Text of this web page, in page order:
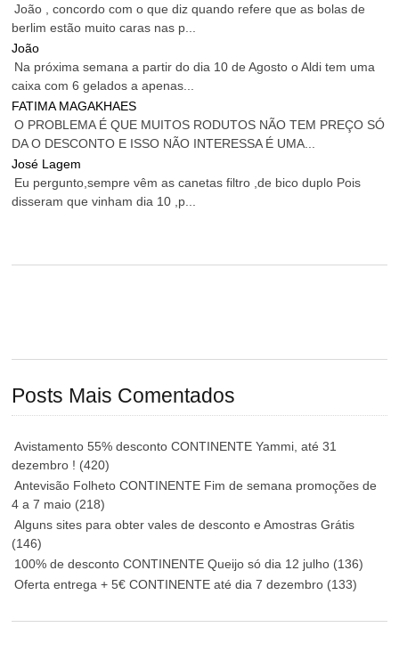
João , concordo com o que diz quando refere que as bolas de
berlim estão muito caras nas p...
João
Na próxima semana a partir do dia 10 de Agosto o Aldi tem uma
caixa com 6 gelados a apenas...
FATIMA MAGAKHAES
O PROBLEMA É QUE MUITOS RODUTOS NÃO TEM PREÇO SÓ
DA O DESCONTO E ISSO NÃO INTERESSA É UMA...
José Lagem
Eu pergunto,sempre vêm as canetas filtro ,de bico duplo Pois
disseram que vinham dia 10 ,p...
Posts Mais Comentados
Avistamento 55% desconto CONTINENTE Yammi, até 31
dezembro ! (420)
Antevisão Folheto CONTINENTE Fim de semana promoções de
4 a 7 maio (218)
Alguns sites para obter vales de desconto e Amostras Grátis
(146)
100% de desconto CONTINENTE Queijo só dia 12 julho (136)
Oferta entrega + 5€ CONTINENTE até dia 7 dezembro (133)